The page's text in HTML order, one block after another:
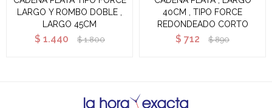
LARGO Y ROMBO DOBLE ,
LARGO 45CM
$ 1.440 $ 1.800
40CM , TIPO FORCE
REDONDEADO CORTO
$ 712 $ 890